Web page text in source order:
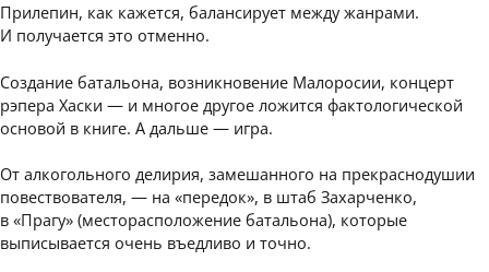
Прилепин, как кажется, балансирует между жанрами.
И получается это отменно.
Создание батальона, возникновение Малоросии, концерт
рэпера Хаски — и многое другое ложится фактологической
основой в книге. А дальше — игра.
От алкогольного делирия, замешанного на прекраснодушии
повествователя, — на «передок», в штаб Захарченко,
в «Прагу» (месторасположение батальона), которые
выписывается очень въедливо и точно.